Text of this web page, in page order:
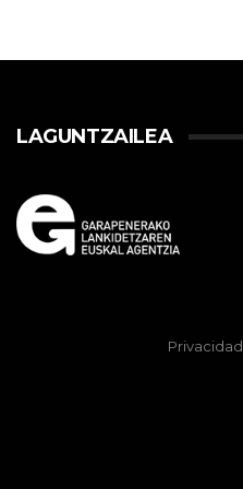
LAGUNTZAILEA
Privacidad